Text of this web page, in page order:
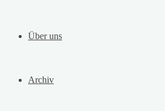
Über uns
Archiv